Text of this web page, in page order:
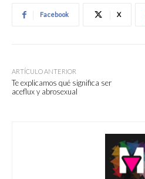
Facebook X
ARTÍCULO ANTERIOR
Te explicamos qué significa ser
aceflux y abrosexual